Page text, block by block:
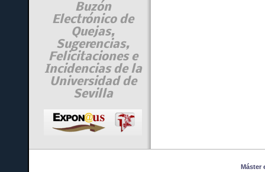
Buzón
Electrónico de
Quejas,
Sugerencias,
Felicitaciones e
Incidencias de la
Universidad de
Sevilla
Máster